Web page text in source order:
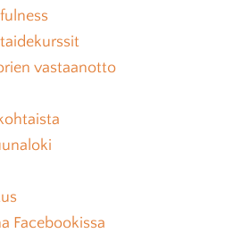
vastaanotto
Facebookissa